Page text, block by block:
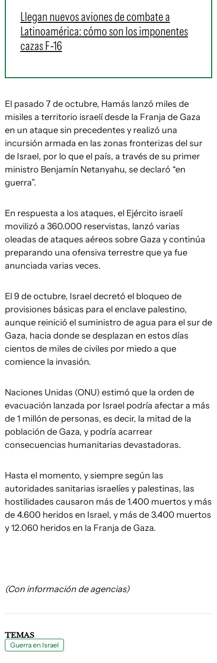
Llegan nuevos aviones de combate a
Latinoamérica: cómo son los imponentes
cazas F-16
El pasado 7 de octubre, Hamás lanzó miles de
misiles a territorio israelí desde la Franja de Gaza
en un ataque sin precedentes y realizó una
incursión armada en las zonas fronterizas del sur
de Israel, por lo que el país, a través de su primer
ministro Benjamín Netanyahu, se declaró “en
guerra”.
En respuesta a los ataques, el Ejército israelí
movilizó a 360.000 reservistas, lanzó varias
oleadas de ataques aéreos sobre Gaza y continúa
preparando una ofensiva terrestre que ya fue
anunciada varias veces.
El 9 de octubre, Israel decretó el bloqueo de
provisiones básicas para el enclave palestino,
aunque reinició el suministro de agua para el sur de
Gaza, hacia donde se desplazan en estos días
cientos de miles de civiles por miedo a que
comience la invasión.
Naciones Unidas (ONU) estimó que la orden de
evacuación lanzada por Israel podría afectar a más
de 1 millón de personas, es decir, la mitad de la
población de Gaza, y podría acarrear
consecuencias humanitarias devastadoras.
Hasta el momento, y siempre según las
autoridades sanitarias israelíes y palestinas, las
hostilidades causaron más de 1.400 muertos y más
de 4.600 heridos en Israel, y más de 3.400 muertos
y 12.060 heridos en la Franja de Gaza.
(Con información de agencias)
TEMAS
Guerra en Israel